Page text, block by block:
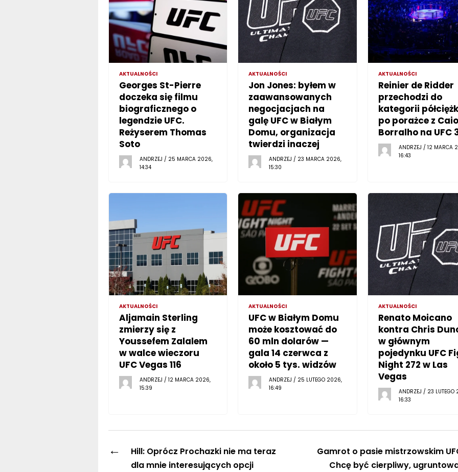
AKTUALNOŚCI
Georges St-Pierre
doczeka się filmu
biograficznego o
legendzie UFC.
Reżyserem Thomas
Soto
ANDRZEJ / 25 MARCA 2026,
14:34
AKTUALNOŚCI
Jon Jones: byłem w
zaawansowanych
negocjacjach na
galę UFC w Białym
Domu, organizacja
twierdzi inaczej
ANDRZEJ / 23 MARCA 2026,
15:30
AKTUALNOŚCI
Reinier de Ridder
przechodzi do
kategorii
po porażce z Caio
Borralho na UFC
ANDRZEJ / 12 MARCA
16:43
AKTUALNOŚCI
Aljamain Sterling
zmierzy się z
Youssefem Zalalem
w walce wieczoru
UFC Vegas 116
ANDRZEJ / 12 MARCA 2026,
15:39
AKTUALNOŚCI
UFC w Białym Domu
może kosztować do
60 mln dolarów —
gala 14 czerwca z
około 5 tys. widzów
ANDRZEJ / 25 LUTEGO 2026,
16:49
AKTUALNOŚCI
Renato Moicano
kontra Chris
w głównym
pojedynku UFC
Night 272 w Las
Vegas
ANDRZEJ / 23 LUTEGO
16:33
←
Hill: Oprócz Prochazki nie ma teraz
dla mnie interesujących opcji
Gamrot o pasie mistrzowskim
Chcę być cierpliwy,